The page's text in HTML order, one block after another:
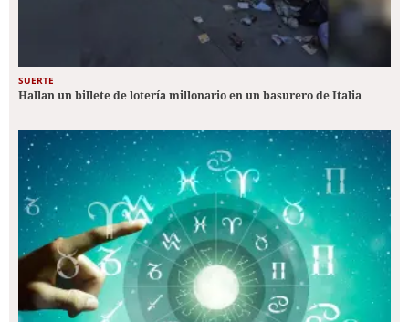
SUERTE
Hallan un billete de lotería millonario en un basurero de Italia